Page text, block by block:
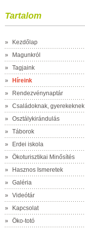
Tartalom
»
Kezdőlap
»
Magunkról
»
Tagjaink
»
Híreink
»
Rendezvénynaptár
»
Családoknak, gyerekeknek
»
Osztálykirándulás
»
Táborok
»
Erdei iskola
»
Ökoturisztikai Minősítés
»
Hasznos Ismeretek
»
Galéria
»
Videótár
»
Kapcsolat
»
Öko-totó